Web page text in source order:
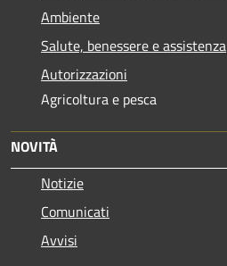
Ambiente
Salute, benessere e assistenza
Autorizzazioni
Agricoltura e pesca
NOVITÀ
Notizie
Comunicati
Avvisi